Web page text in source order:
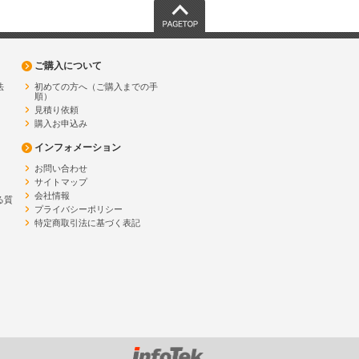
質
ご購入について
初めての方へ（ご購入までの手
順）
見積り依頼
購入お申込み
インフォメーション
お問い合わせ
サイトマップ
会社情報
プライバシーポリシー
特定商取引法に基づく表記